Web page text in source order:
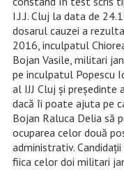
I.J.J. Cluj la data de
dosarul cauzei a
2016, inculpatul
Bojan Vasile, militari
pe inculpatul Popescu
al IJJ Cluj și
dacă îi poate ajuta pe
Bojan Raluca Delia să
ocuparea celor două
administrativ.
fiica celor doi militari